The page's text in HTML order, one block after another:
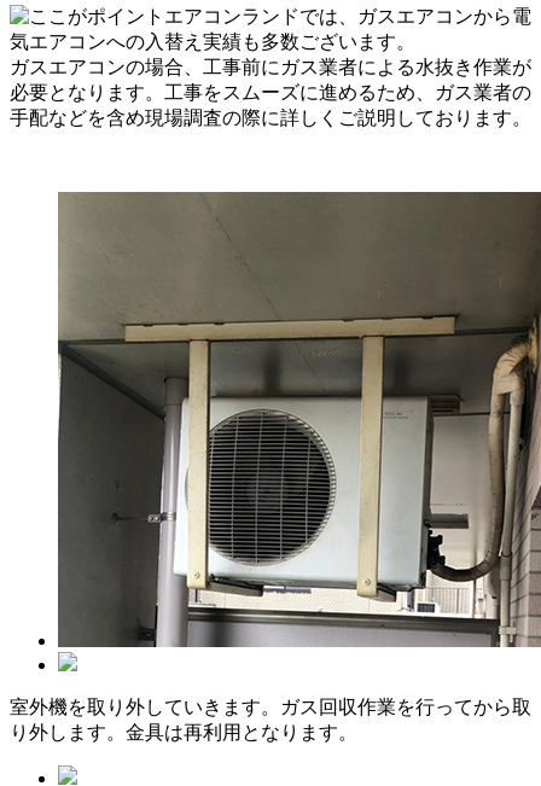
エアコンランドでは、ガスエアコンから電
気エアコンへの入替え実績も多数ございます。
ガスエアコンの場合、工事前にガス業者による水抜き作業が
必要となります。工事をスムーズに進めるため、ガス業者の
手配などを含め現場調査の際に詳しくご説明しております。
室外機を取り外していきます。ガス回収作業を行ってから取
り外します。金具は再利用となります。